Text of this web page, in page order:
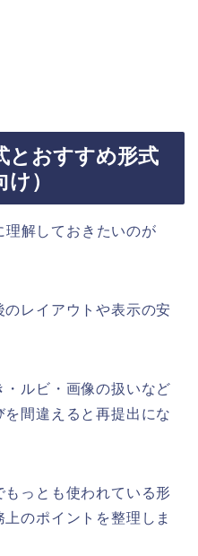
とおすすめ形式
）
解しておきたいのが
レイアウトや表示の安
ルビ・画像の扱いなど
間違えると再提出にな
っとも使われている形
のポイントを整理しま